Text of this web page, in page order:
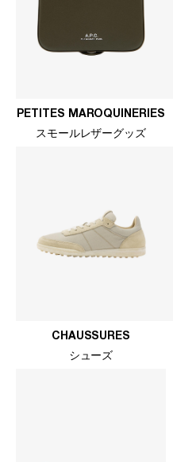
PETITES MAROQUINERIES
スモールレザーグッズ
CHAUSSURES
シューズ